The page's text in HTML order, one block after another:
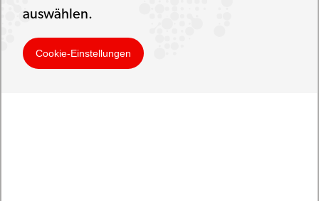
auswählen.
Cookie-Einstellungen